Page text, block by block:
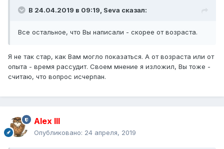
В 24.04.2019 в 09:19, Seva сказал:
Все остальное, что Вы написали - скорее от возраста.
Я не так стар, как Вам могло показаться. А от возраста или от
опыта - время рассудит. Своем мнение я изложил, Вы тоже -
считаю, что вопрос исчерпан.
Alex IlI
Опубликовано: 24 апреля, 2019